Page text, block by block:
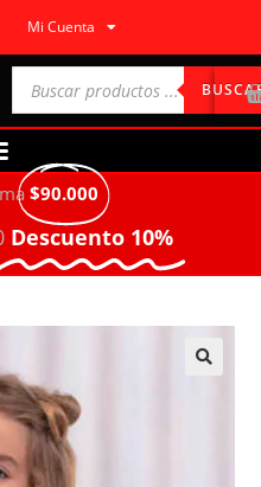
Mi Cuenta
$90.000
Descuento 10%